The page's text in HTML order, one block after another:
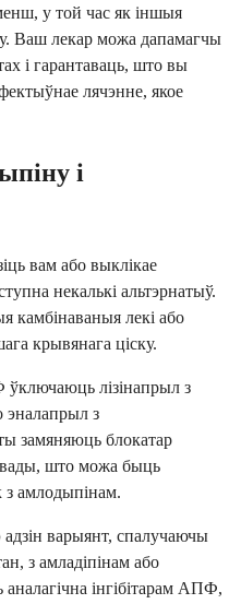
у той час як іншыя
Ваш лекар можа дапамагчы
і гарантаваць, што вы
лячэнне, якое
і
вам або выклікае
некалькі альтэрнатыў.
камбінаваныя лекі або
крывянага ціску.
ўключаюць лізінапрыл з
эналапрыл з
замяняюць блокатар
вады, што можа быць
з амлодыпінам.
варыянт, спалучаючы
з амладіпінам або
інгібітарам АПФ,